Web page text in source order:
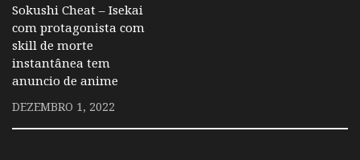
Sokushi Cheat – Isekai
com protagonista com
skill de morte
instantânea tem
anuncio de anime
DEZEMBRO 1, 2022